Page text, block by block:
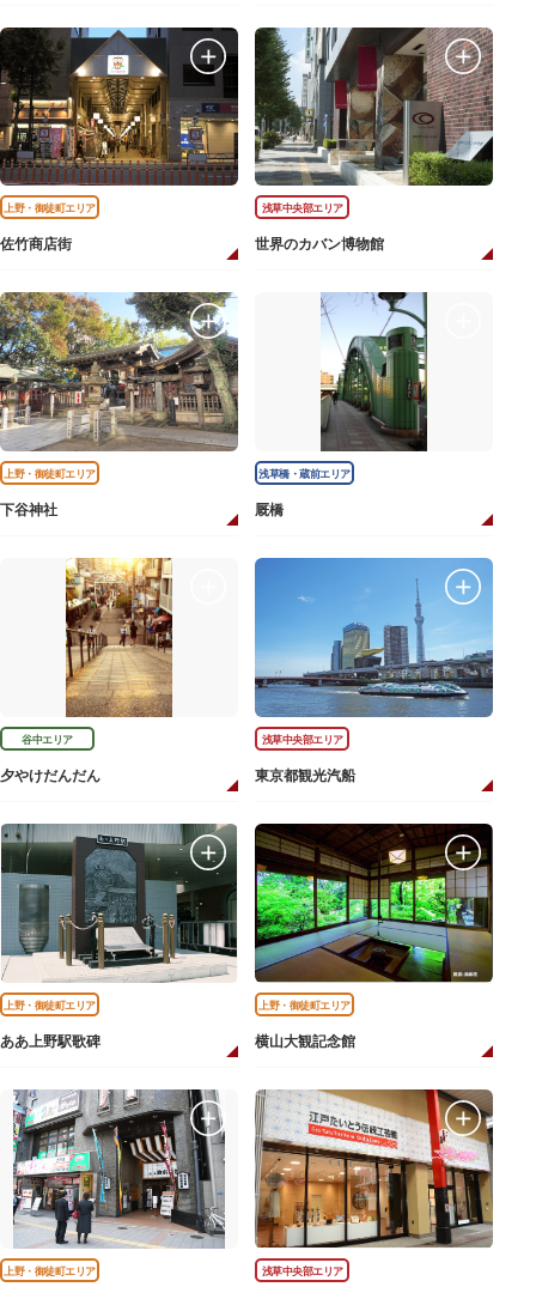
上野・御徒町エリア
佐竹商店街
浅草中央部エリア
世界のカバン博物館
上野・御徒町エリア
下谷神社
浅草橋・蔵前エリア
厩橋
谷中エリア
夕やけだんだん
浅草中央部エリア
東京都観光汽船
上野・御徒町エリア
ああ上野駅歌碑
上野・御徒町エリア
横山大観記念館
上野・御徒町エリア 浅草中央部エリア